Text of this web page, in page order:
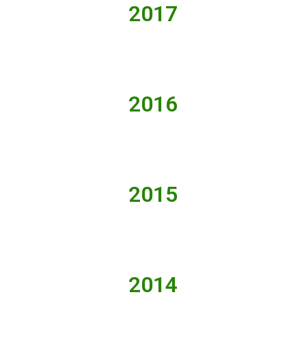
2017
2016
2015
2014